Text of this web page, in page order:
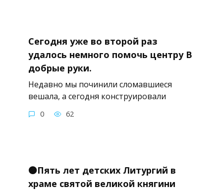
Сегодня уже во второй раз
удалось немного помочь центру В
добрые руки.
Недавно мы починили сломавшиеся
вешала, а сегодня конструировали
0 62
🟠Пять лет детских Литургий в
храме святой великой княгини